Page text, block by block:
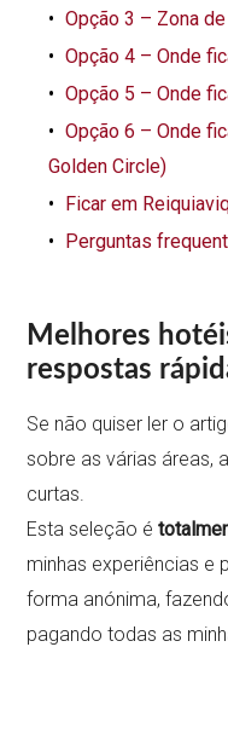
Opção 3 – Zona
Opção 4 – Onde
Opção 5 – Onde
Opção 6 – Onde
Golden Circle)
Ficar em
Perguntas
Melhores
respostas
Se não quiser ler o
sobre as várias áreas,
curtas.
Esta seleção é
minhas experiências e
forma anónima,
pagando todas as